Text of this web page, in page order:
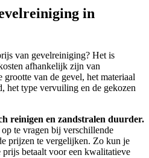
in
van gevelreiniging? Het is
afhankelijk zijn van
van de gevel, het materiaal
het type vervuiling en de gekozen
reinigen en zandstralen duurder.
te vragen bij verschillende
prijzen te vergelijken. Zo kun je
prijs betaalt voor een kwalitatieve